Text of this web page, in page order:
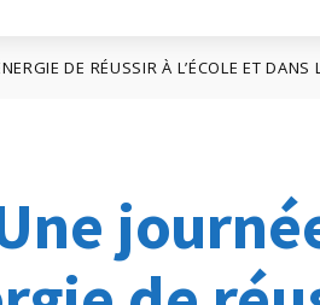
DE RÉUSSIR À L’ÉCOLE ET DANS